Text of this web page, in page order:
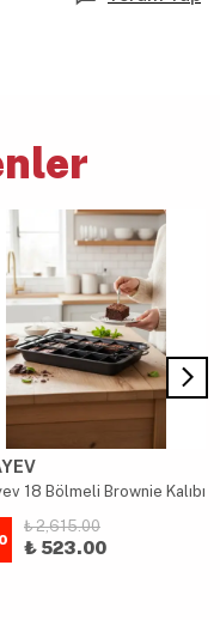
18 Bölmeli Brownie Kalıbı
₺ 2,615.00
₺ 523.00